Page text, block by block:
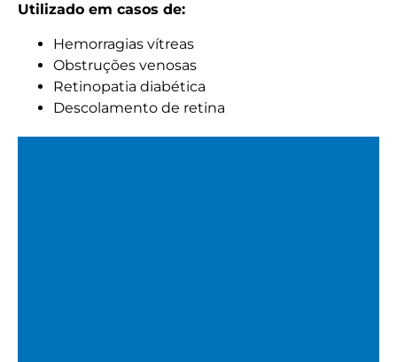
Usado no centro cirúrgico durante a cirurgia de
vitrectomia via pars plana.
Utilizado em casos de:
Hemorragias vítreas
Obstruções venosas
Retinopatia diabética
Descolamento de retina